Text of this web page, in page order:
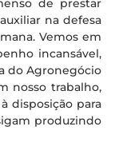
de prestar
na defesa
Vemos em
incansável,
do Agronegócio
nosso trabalho,
disposição para
produzindo